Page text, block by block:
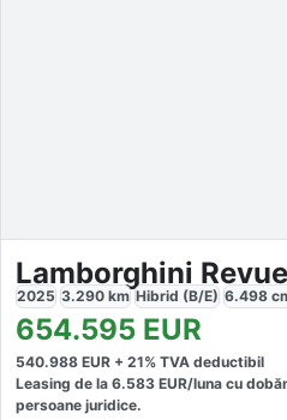
2025 3.290 km Hibrid (B/E) 6.498
654.595 EUR
540.988 EUR + 21% TVA deductibil
Leasing de la 6.583 EUR/luna cu
persoane juridice.